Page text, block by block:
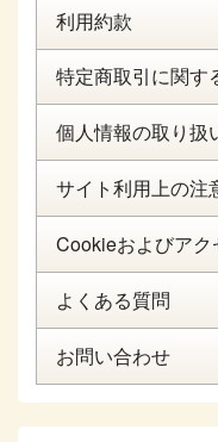
利用約款
特定商取引に関す
個人情報の取り扱
サイト利用上の注
Cookieおよびア
よくある質問
お問い合わせ